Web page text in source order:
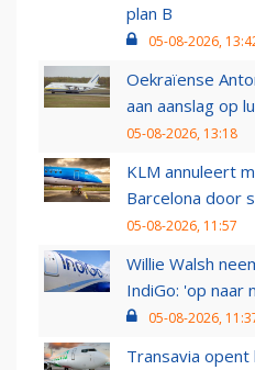
plan B
05-08-2026,
Oekraïense
aan aanslag op
05-08-2026, 13:18
KLM annuleert
Barcelona door
05-08-2026, 11:57
Willie Walsh
IndiGo: 'op naar
05-08-2026,
Transavia